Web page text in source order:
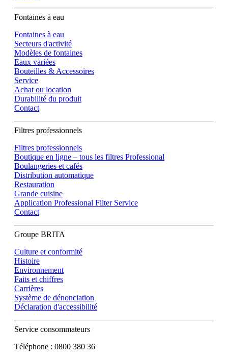
Fontaines à eau
Fontaines à eau
Secteurs d'activité
Modèles de fontaines
Eaux variées
Bouteilles & Accessoires
Service
Achat ou location
Durabilité du produit
Contact
Filtres professionnels
Filtres professionnels
Boutique en ligne – tous les filtres Professional
Boulangeries et cafés
Distribution automatique
Restauration
Grande cuisine
Application Professional Filter Service
Contact
Groupe BRITA
Culture et conformité
Histoire
Environnement
Faits et chiffres
Carrières
Système de dénonciation
Déclaration d'accessibilité
Service consommateurs
Téléphone : 0800 380 36